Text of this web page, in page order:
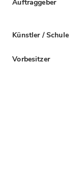
Auftraggeber
Künstler / Schule
Vorbesitzer